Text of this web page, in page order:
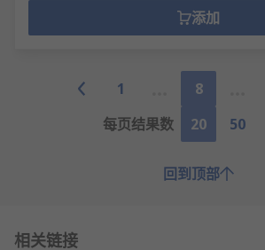
添加
1 8
每页结果数
20 50
回到顶部
相关链接